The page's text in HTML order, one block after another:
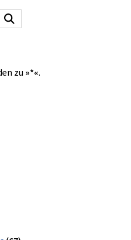
zu »*«.